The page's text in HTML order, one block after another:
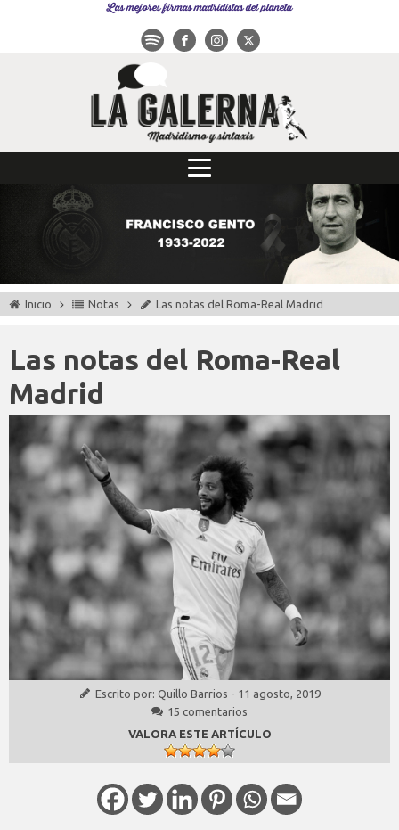
Las mejores firmas madridistas del planeta
Inicio Notas Las notas del Roma-Real Madrid
Las notas del Roma-Real
Madrid
Escrito por: Quillo Barrios - 11 agosto, 2019
15 comentarios
VALORA ESTE ARTÍCULO